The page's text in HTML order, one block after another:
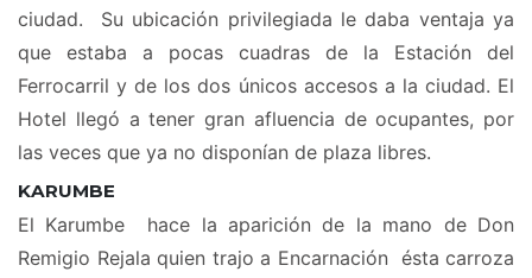
ciudad. Su ubicación privilegiada le daba ventaja ya
que estaba a pocas cuadras de la Estación del
Ferrocarril y de los dos únicos accesos a la ciudad. El
Hotel llegó a tener gran afluencia de ocupantes, por
las veces que ya no disponían de plaza libres.
KARUMBE
El Karumbe hace la aparición de la mano de Don
Remigio Rejala quien trajo a Encarnación ésta carroza